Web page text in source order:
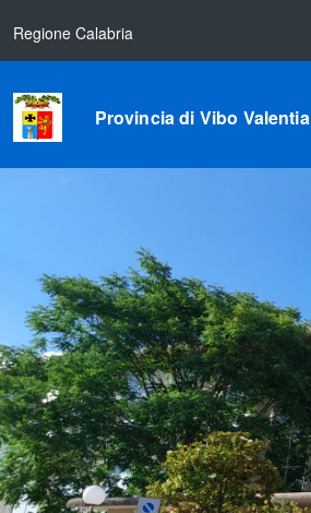
Regione Calabria
Provincia di Vibo Valentia